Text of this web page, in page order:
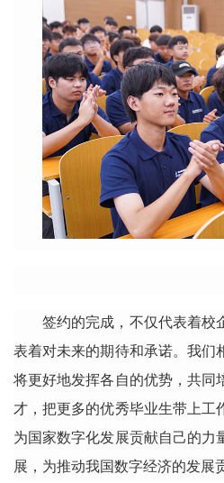
签约的完成，不仅代表着校
表着对未来的期待和承诺。我们
将更好地发挥各自的优势，共同
才，把更多的优秀毕业生带上工
为国家数字化发展贡献自己的力
展 ， 为推动我国数字经济的发展